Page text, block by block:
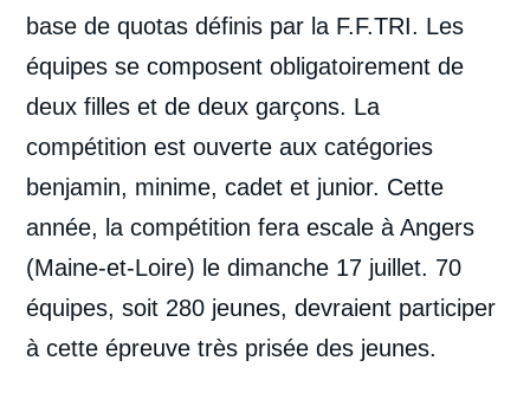
base de quotas définis par la F.F.TRI. Les
équipes se composent obligatoirement de
deux filles et de deux garçons. La
compétition est ouverte aux catégories
benjamin, minime, cadet et junior. Cette
année, la compétition fera escale à Angers
(Maine-et-Loire) le dimanche 17 juillet. 70
équipes, soit 280 jeunes, devraient participer
à cette épreuve très prisée des jeunes.